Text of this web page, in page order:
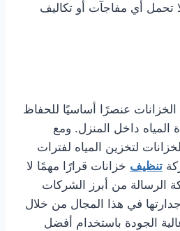
تحمل أي مفاجآت أو تكاليف
عنصرًا أساسيًا للحفاظ
المياه داخل المنزل. ومع
لتخزين المياه لفترات
تنظيف خزانات قرارًا مهمًا لا
الرسالة من أبرز الشركات
في هذا المجال من خلال
الجودة باستخدام أفضل